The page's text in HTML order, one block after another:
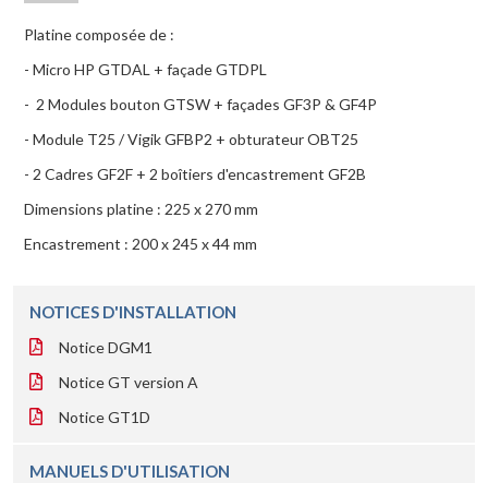
Platine composée de :
- Micro HP GTDAL + façade GTDPL
- 2 Modules bouton GTSW + façades GF3P & GF4P
- Module T25 / Vigik GFBP2 + obturateur OBT25
- 2 Cadres GF2F + 2 boîtiers d'encastrement GF2B
Dimensions platine : 225 x 270 mm
Encastrement : 200 x 245 x 44 mm
NOTICES D'INSTALLATION
Notice DGM1
Notice GT version A
Notice GT1D
MANUELS D'UTILISATION